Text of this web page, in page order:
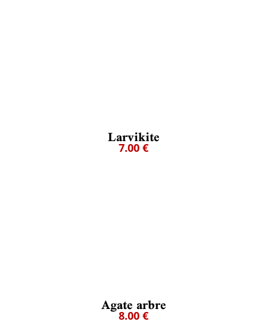
Larvikite
7.00 €
Agate arbre
8.00 €